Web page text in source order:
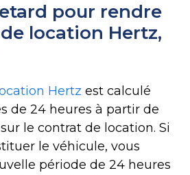
pour rendre
location Hertz,
Hertz est calculé
de 24 heures à partir de
le contrat de location. Si
le véhicule, vous
période de 24 heures